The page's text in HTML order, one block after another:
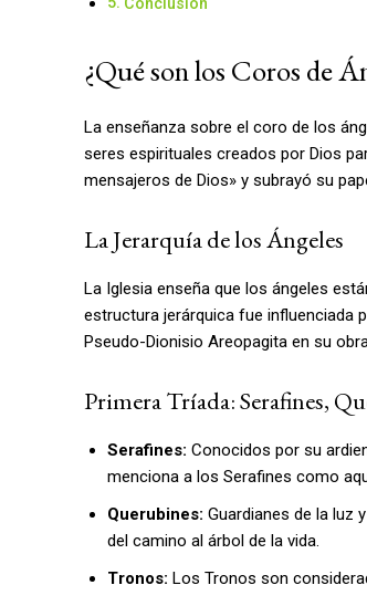
¿Qué son los Coros de
La enseñanza sobre el coro de los
seres espirituales creados por Dios
mensajeros de Dios» y subrayó su
La Jerarquía de los Ángeles
La Iglesia enseña que los ángeles
estructura jerárquica fue influenciada
Pseudo-Dionisio Areopagita en su
Primera Tríada: Serafines,
Serafines: Conocidos por su
menciona a los Serafines como
Querubines: Guardianes de la luz
del camino al árbol de la vida.
Tronos: Los Tronos son